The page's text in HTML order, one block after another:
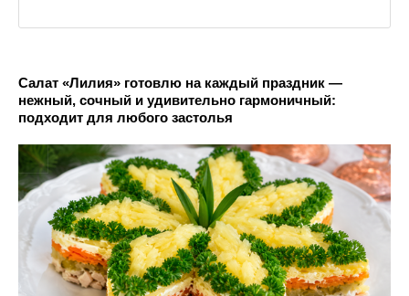
Салат «Лилия» готовлю на каждый праздник —
нежный, сочный и удивительно гармоничный:
подходит для любого застолья